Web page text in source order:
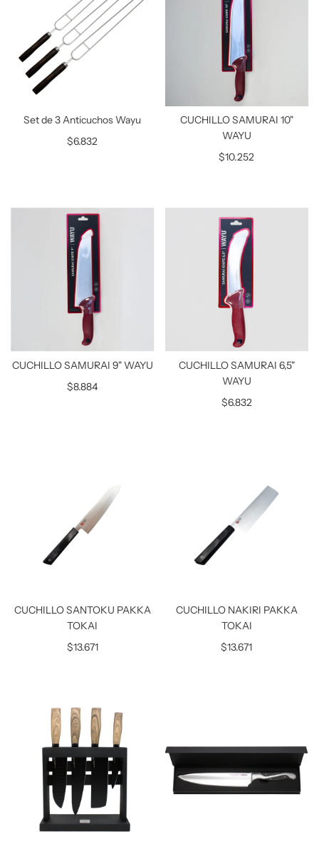
Set de 3 Anticuchos Wayu
$6.832
CUCHILLO SAMURAI 10"
WAYU
$10.252
CUCHILLO SAMURAI 9" WAYU
$8.884
CUCHILLO SAMURAI 6,5"
WAYU
$6.832
CUCHILLO SANTOKU PAKKA
TOKAI
$13.671
CUCHILLO NAKIRI PAKKA
TOKAI
$13.671